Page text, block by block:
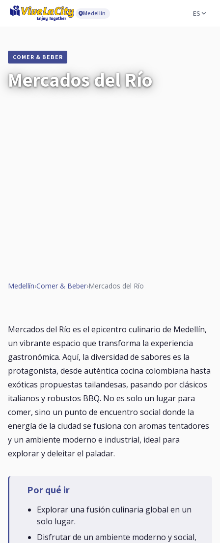
Medellín ES
COMER & BEBER
Mercados del Río
Medellín›Comer & Beber›Mercados del Río
Mercados del Río es el epicentro culinario de Medellín,
un vibrante espacio que transforma la experiencia
gastronómica. Aquí, la diversidad de sabores es la
protagonista, desde auténtica cocina colombiana hasta
exóticas propuestas tailandesas, pasando por clásicos
italianos y robustos BBQ. No es solo un lugar para
comer, sino un punto de encuentro social donde la
energía de la ciudad se fusiona con aromas tentadores
y un ambiente moderno e industrial, ideal para
explorar y deleitar el paladar.
Por qué ir
Explorar una fusión culinaria global en un
solo lugar.
Disfrutar de un ambiente moderno y social,